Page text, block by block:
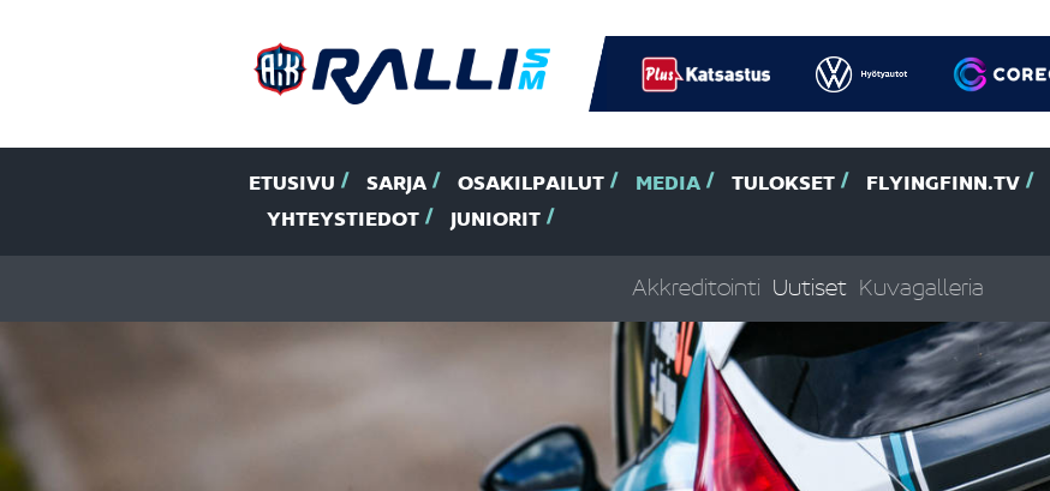
ETUSIVU SARJA OSAKILPAILUT MEDIA TULOKSET FLYINGFINN.TV
YHTEYSTIEDOT
JUNIORIT
Akkreditointi Uutiset Kuvagalleria